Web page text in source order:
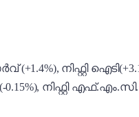
(+1.4%), നിഫ്റ്റി
നിഫ്റ്റി